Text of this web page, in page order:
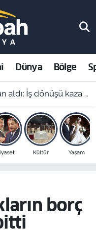
Dünya Bölge
yapan motosikletli hayatını kaybetti
Kültür Yaşam
borç
Fikstür